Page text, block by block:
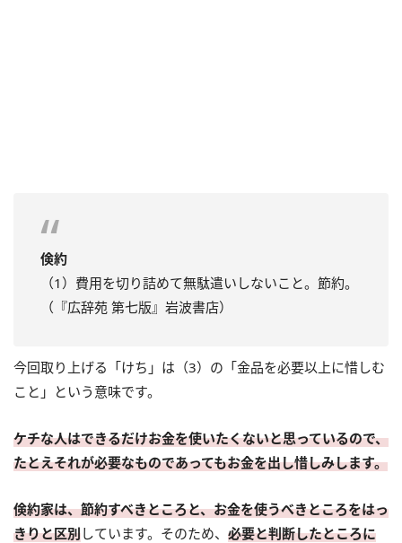
倹約
（1）費用を切り詰めて無駄遣いしないこと。節約。
（『広辞苑 第七版』岩波書店）
今回取り上げる「けち」は（3）の「金品を必要以上に惜しむ
こと」という意味です。
ケチな人はできるだけお金を使いたくないと思っているので、
たとえそれが必要なものであってもお金を出し惜しみします。
倹約家は、節約すべきところと、お金を使うべきところをはっ
きりと区別しています。そのため、 必要と判断したところに